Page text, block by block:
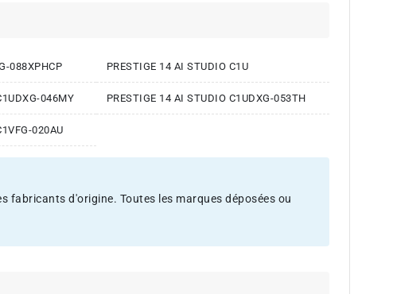
088XPHCP PRESTIGE 14 AI STUDIO C1U
046MY PRESTIGE 14 AI STUDIO C1UDXG-053TH
020AU
fabricants d'origine. Toutes les marques déposées ou